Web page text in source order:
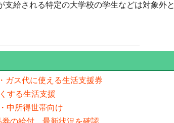
給される特定の大学校の学生などは対象外と
ガス代に使える生活支援券
する生活支援
中所得世帯向け